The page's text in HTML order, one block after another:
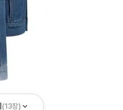
(13장)